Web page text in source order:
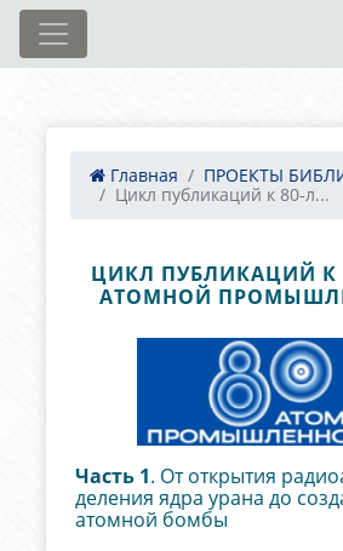
Главная
ПРОЕКТЫ
Цикл публикаций к 80-л...
ЦИКЛ ПУБЛИКАЦИЙ К
АТОМНОЙ
Часть 1. От открытия
деления ядра урана до
атомной бомбы